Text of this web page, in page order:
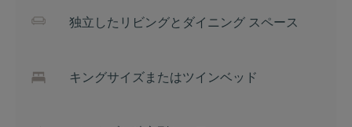
独立したリビングとダイニング スペース
キングサイズまたはツインベッド